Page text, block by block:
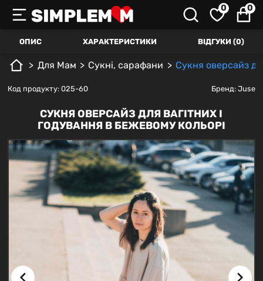
0 0
ОПИС ХАРАКТЕРИСТИКИ ВІДГУКИ (0)
Для Mам Сукні, сарафани Сукня оверсайз
Код продукту: 025-60 Бренд:Juse
СУКНЯ ОВЕРСАЙЗ ДЛЯ ВАГІТНИХ І
ГОДУВАННЯ В БЕЖЕВОМУ КОЛЬОРІ